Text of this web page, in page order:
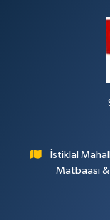
İstiklal
Matbaası